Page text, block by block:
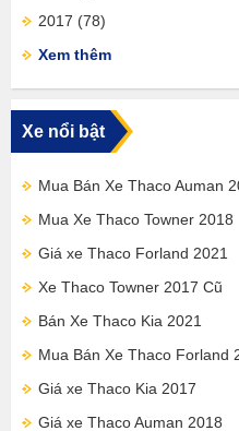
2017 (78)
Xem thêm
Xe nổi bật
Mua Bán Xe Thaco Auman
Mua Xe Thaco Towner 2018
Giá xe Thaco Forland 2021
Xe Thaco Towner 2017 Cũ
Bán Xe Thaco Kia 2021
Mua Bán Xe Thaco Forland
Giá xe Thaco Kia 2017
Giá xe Thaco Auman 2018